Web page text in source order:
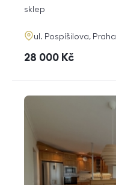
funkce
sklep
adresa
ul. Pospíšilova, Praha
cena
28 000 Kč